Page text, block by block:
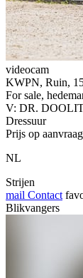
videocam
KWPN, Ruin,
For sale,
V: DR.
Dressuur
Prijs op aanvraag
NL
Strijen
mail Contact
Blikvangers